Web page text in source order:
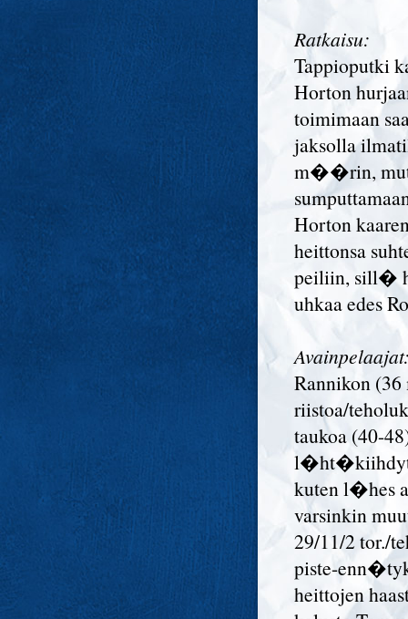
Ratkaisu:
Tappioputki
Horton
toimimaan
jaksolla
m��rin,
Horton
heittonsa
peiliin, sill�
uhkaa edes
Rannikon
riistoa/
taukoa (40-
kuten l�hes
varsinkin
29/11/2 tor./
piste-
heittojen